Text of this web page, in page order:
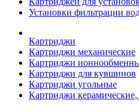
Установки фильтрации
Картриджи
Картриджи механические
Картриджи
Картриджи для кувшинов
Картриджи угольные
Картриджи керамические,